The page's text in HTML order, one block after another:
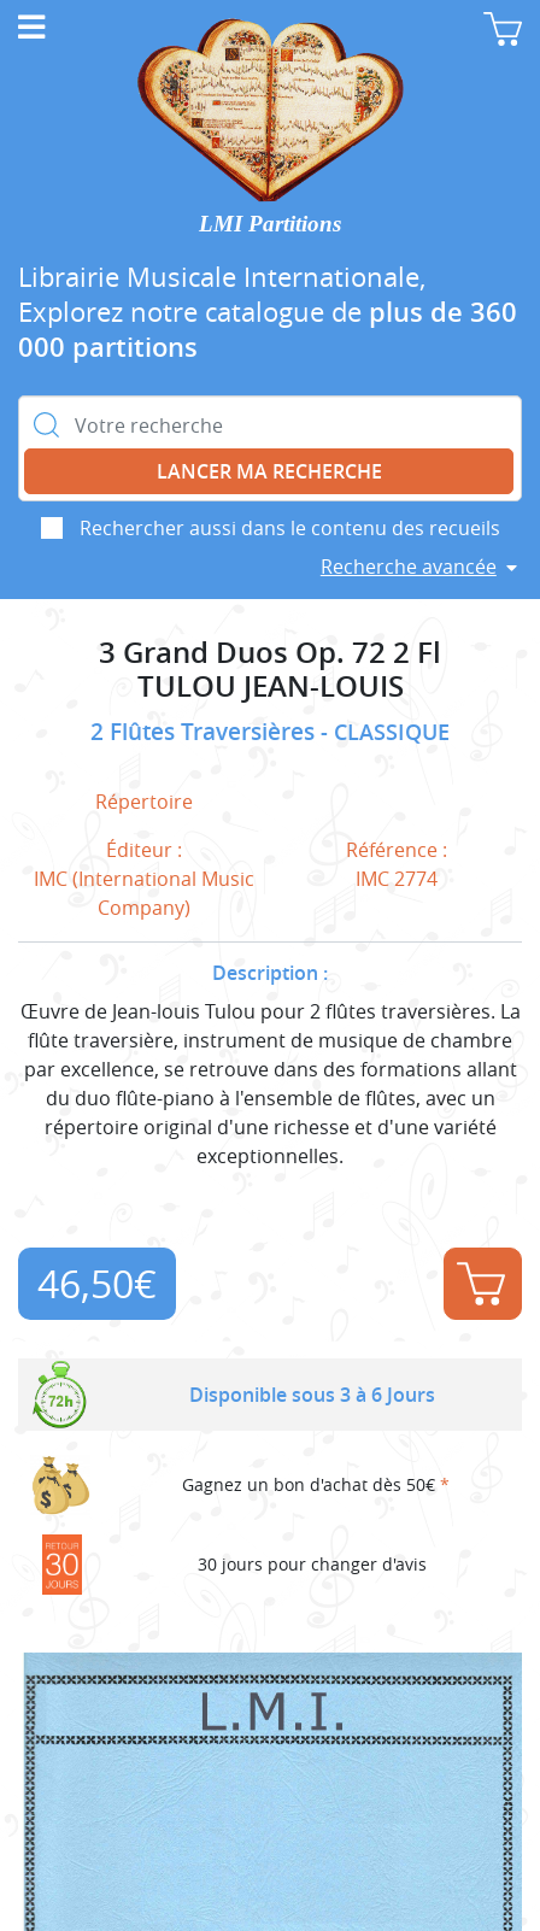
LMI Partitions
Librairie Musicale Internationale,
Explorez notre catalogue de plus de 360
000 partitions
Rechercher :
Rechercher aussi dans le contenu des recueils
Recherche avancée
3 Grand Duos Op. 72 2 Fl
TULOU JEAN-LOUIS
2 Flûtes Traversières CLASSIQUE
Répertoire
Éditeur :
IMC (International Music
Company)
Référence :
IMC 2774
Description :
Œuvre de Jean-louis Tulou pour 2 flûtes traversières. La
flûte traversière, instrument de musique de chambre
par excellence, se retrouve dans des formations allant
du duo flûte-piano à l'ensemble de flûtes, avec un
répertoire original d'une richesse et d'une variété
exceptionnelles.
46,50€
Disponible sous 3 à 6 Jours
Gagnez un bon d'achat dès 50€ *
30 jours pour changer d'avis